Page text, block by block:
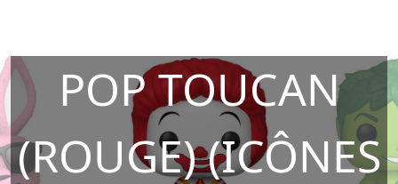
POP TOUCAN
(ROUGE) (ICÔNES